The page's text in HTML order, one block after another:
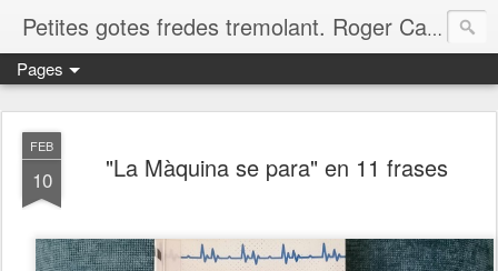
Petites gotes fredes tremolant. Roger Casero Gumbau. Girona
Pages
FEB
10 "La Màquina se para" en 11 frases